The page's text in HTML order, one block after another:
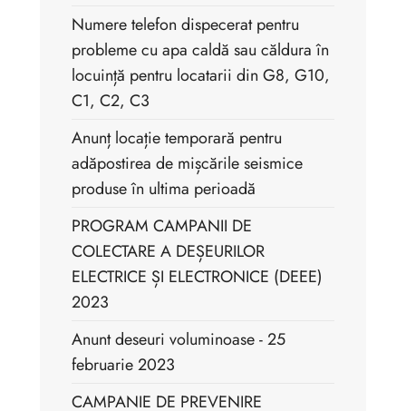
Numere telefon dispecerat pentru
probleme cu apa caldă sau căldura în
locuință pentru locatarii din G8, G10,
C1, C2, C3
Anunț locație temporară pentru
adăpostirea de mișcările seismice
produse în ultima perioadă
PROGRAM CAMPANII DE
COLECTARE A DEȘEURILOR
ELECTRICE ȘI ELECTRONICE (DEEE)
2023
Anunt deseuri voluminoase - 25
februarie 2023
CAMPANIE DE PREVENIRE